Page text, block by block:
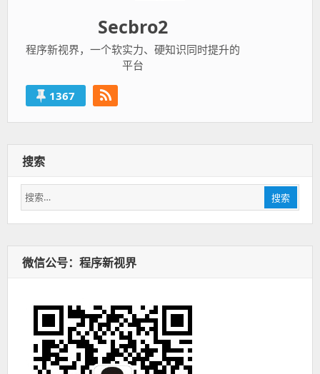
Secbro2
程序新视界，一个软实力、硬知识同时提升的
平台
1367
搜索
搜
索：
搜索
微信公号：程序新视界